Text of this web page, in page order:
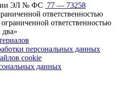
ЭЛ № ФС 77 — 73258
ответственностью
ответственностью
персональных данных
cookie
данных